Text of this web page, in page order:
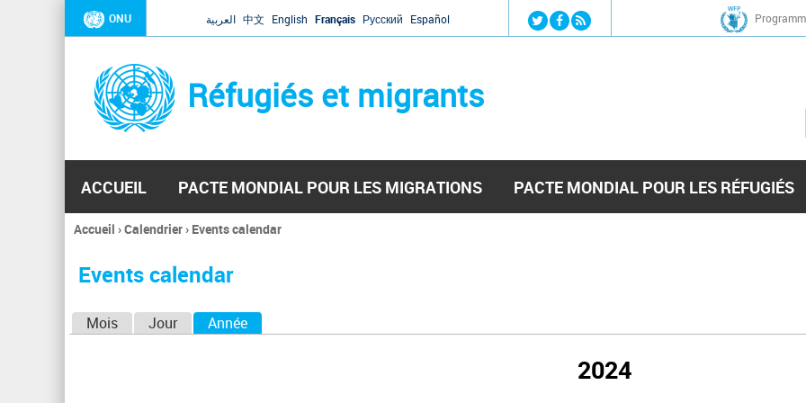
Jump to navigation
ONU العربية 中文 English Français Русский Español
Réfugiés et migrants
ACCUEIL PACTE MONDIAL POUR LES MIGRATIONS PACTE MONDIAL POUR LES RÉFUGIÉS
Vous
ici
Accueil ›Calendrier› Events calendar
Events calendar
Mois Jour Année
2024